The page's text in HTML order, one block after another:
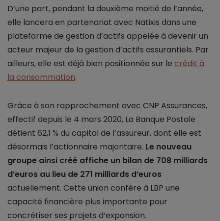
D’une part, pendant la deuxième moitié de l’année,
elle lancera en partenariat avec Natixis dans une
plateforme de gestion d’actifs appelée à devenir un
acteur majeur de la gestion d’actifs assurantiels. Par
ailleurs, elle est déjà bien positionnée sur le crédit à
la consommation.
Grâce à son rapprochement avec CNP Assurances,
effectif depuis le 4 mars 2020, La Banque Postale
détient 62,1 % du capital de l’assureur, dont elle est
désormais l’actionnaire majoritaire. Le nouveau
groupe ainsi créé affiche un bilan de 708 milliards
d’euros au lieu de 271 milliards d’euros
actuellement. Cette union confère à LBP une
capacité financière plus importante pour
concrétiser ses projets d’expansion.